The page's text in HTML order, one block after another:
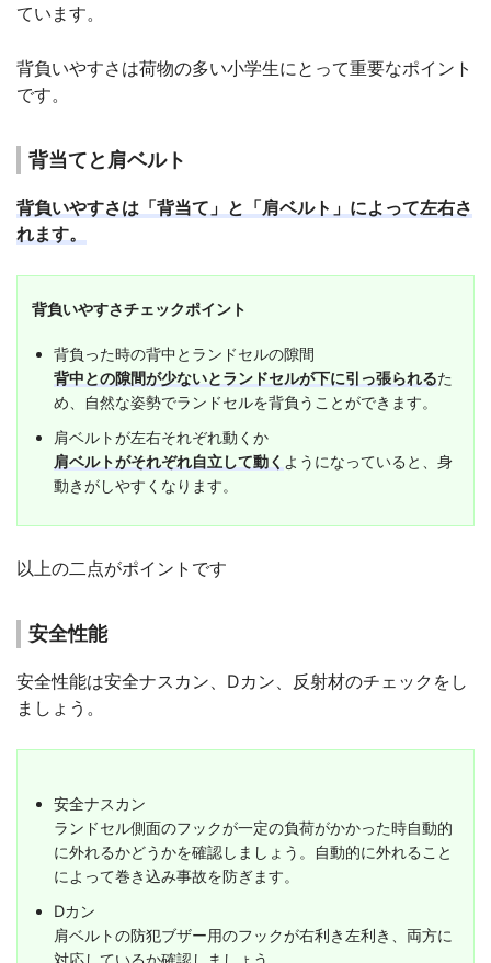
ています。
背負いやすさは荷物の多い小学生にとって重要なポイント
です。
背当てと肩ベルト
背負いやすさは「背当て」と「肩ベルト」によって左右さ
れます。
背負いやすさチェックポイント
背負った時の背中とランドセルの隙間
背中との隙間が少ないとランドセルが下に引っ張られるた
め、自然な姿勢でランドセルを背負うことができます。
肩ベルトが左右それぞれ動くか
肩ベルトがそれぞれ自立して動く ようになっていると、身
動きがしやすくなります。
以上の二点がポイントです
安全性能
安全性能は安全ナスカン、Dカン、反射材のチェックをし
ましょう。
安全ナスカン
ランドセル側面のフックが一定の負荷がかかった時自動的
に外れるかどうかを確認しましょう。自動的に外れること
によって巻き込み事故を防ぎます。
Dカン
肩ベルトの防犯ブザー用のフックが右利き左利き、両方に